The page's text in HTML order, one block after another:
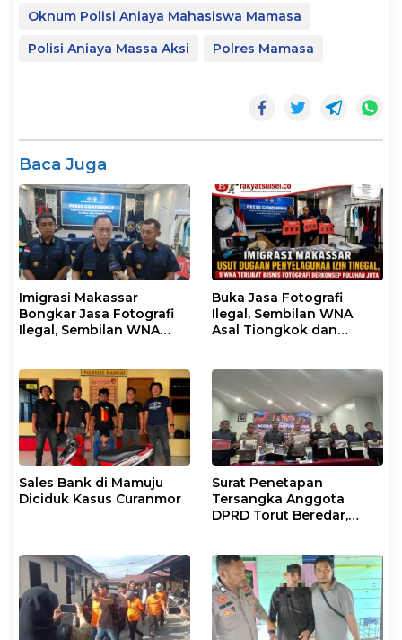
Oknum Polisi Aniaya Mahasiswa Mamasa
Polisi Aniaya Massa Aksi
Polres Mamasa
Baca Juga
Imigrasi Makassar
Bongkar Jasa Fotografi
Ilegal, Sembilan WNA
Tinggal
Buka Jasa Fotografi
Ilegal, Sembilan WNA
Asal Tiongkok dan
Makassar
Sales Bank di Mamuju
Diciduk Kasus Curanmor
Surat Penetapan
Tersangka Anggota
DPRD Torut Beredar,
Berstatus Saksi